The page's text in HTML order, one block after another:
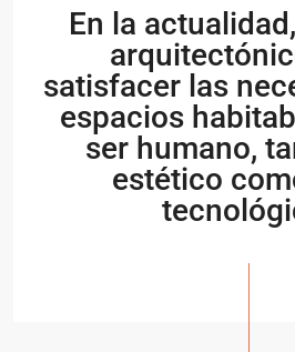
En la
satisfacer las
espacios
ser humano,
estético